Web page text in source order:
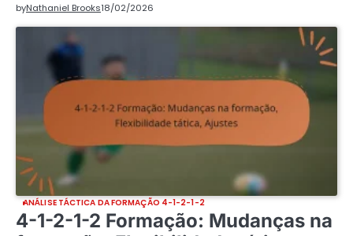
byNathaniel Brooks18/02/2026
ANÁLISE TÁCTICA DA FORMAÇÃO 4-1-2-1-2
4-1-2-1-2 Formação: Mudanças na